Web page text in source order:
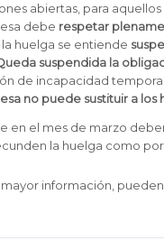
abiertas, para
debe respetar
huelga se entiende
suspendida la
de incapacidad temporal.
no puede sustituir a los
en el mes de marzo
la huelga como
información,